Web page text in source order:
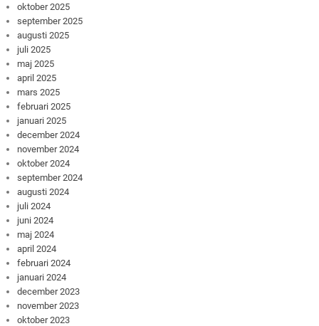
oktober 2025
september 2025
augusti 2025
juli 2025
maj 2025
april 2025
mars 2025
februari 2025
januari 2025
december 2024
november 2024
oktober 2024
september 2024
augusti 2024
juli 2024
juni 2024
maj 2024
april 2024
februari 2024
januari 2024
december 2023
november 2023
oktober 2023